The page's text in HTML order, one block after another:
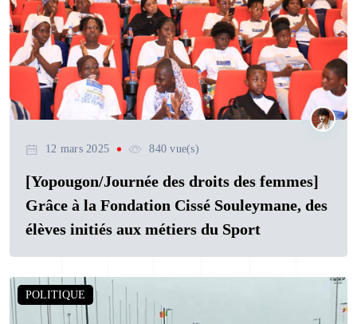
12 mars 2025 840 vue(s)
[Yopougon/Journée des droits des femmes]
Grâce à la Fondation Cissé Souleymane, des
élèves initiés aux métiers du Sport
POLITIQUE